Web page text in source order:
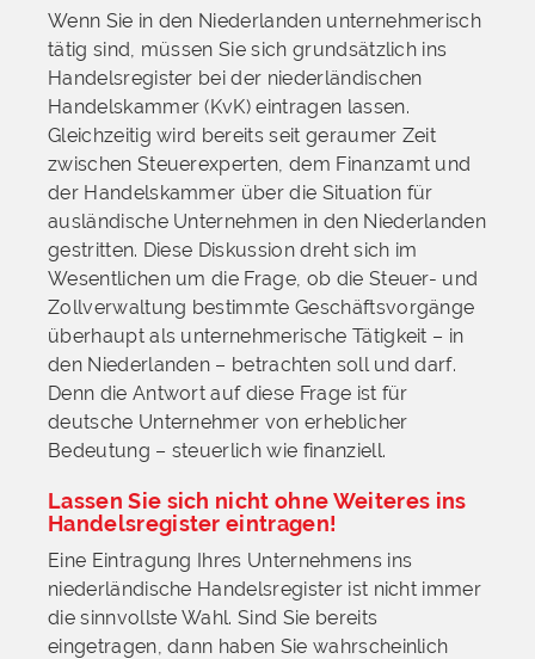
Wenn Sie in den Niederlanden unternehmerisch
tätig sind, müssen Sie sich grundsätzlich ins
Handelsregister bei der niederländischen
Handelskammer (KvK) eintragen lassen.
Gleichzeitig wird bereits seit geraumer Zeit
zwischen Steuerexperten, dem Finanzamt und
der Handelskammer über die Situation für
ausländische Unternehmen in den Niederlanden
gestritten. Diese Diskussion dreht sich im
Wesentlichen um die Frage, ob die Steuer- und
Zollverwaltung bestimmte Geschäftsvorgänge
überhaupt als unternehmerische Tätigkeit – in
den Niederlanden – betrachten soll und darf.
Denn die Antwort auf diese Frage ist für
deutsche Unternehmer von erheblicher
Bedeutung – steuerlich wie finanziell.
Lassen Sie sich nicht ohne Weiteres ins
Handelsregister eintragen!
Eine Eintragung Ihres Unternehmens ins
niederländische Handelsregister ist nicht immer
die sinnvollste Wahl. Sind Sie bereits
eingetragen, dann haben Sie wahrscheinlich